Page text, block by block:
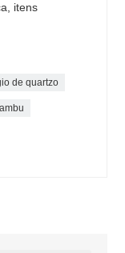
itens
de quartzo